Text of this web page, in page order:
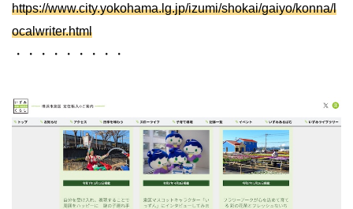
https://www.city.yokohama.lg.jp/izumi/shokai/gaiyo/konna/l
ocalwriter.html
・・・・・・・・・